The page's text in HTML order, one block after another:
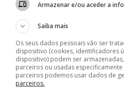
Armazenar e/ou aceder a
Saiba mais
Os seus dados pessoais vão ser
dispositivo (cookies, identificadores
dispositivo) podem ser
parceiros ou usadas
parceiros podemos usar dados de
parceiros.